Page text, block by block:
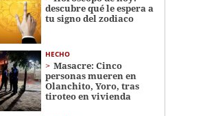
descubre qué le espera a
tu signo del zodiaco
HECHO
Masacre: Cinco
personas mueren en
Olanchito, Yoro, tras
tiroteo en vivienda